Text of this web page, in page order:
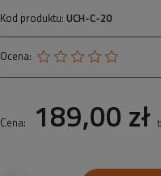
Kod produktu: UCH-C-20
Ocena:
Cena: 189,00 zł